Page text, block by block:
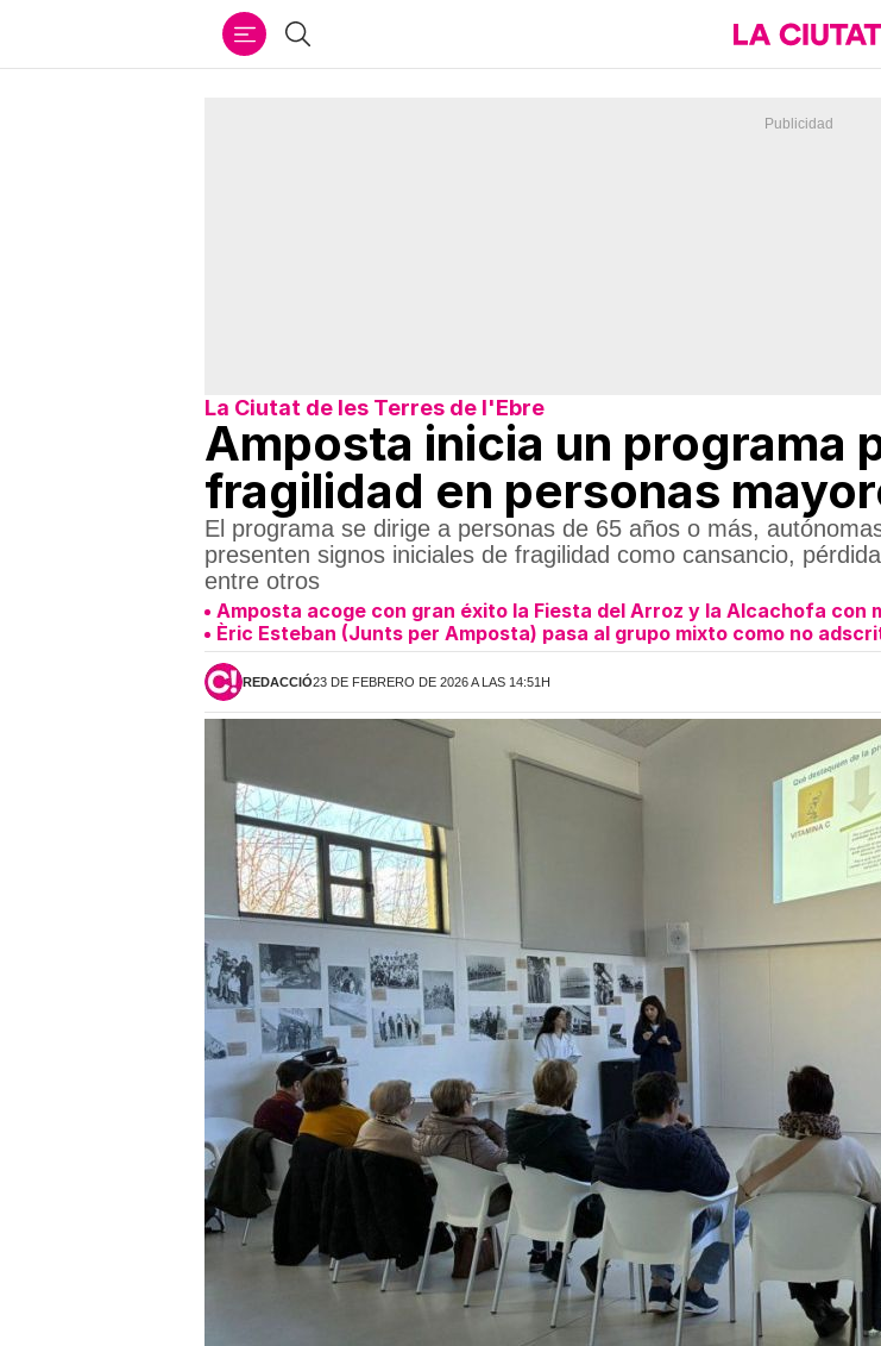
Buscar
La Ciutat de les Terres de l'Ebre
Amposta inicia un programa
fragilidad en personas
El programa se dirige a personas de 65 años o más,
presenten signos iniciales de fragilidad como cansancio,
entre otros
Amposta acoge con gran éxito la Fiesta del Arroz y la Alcachofa con
Èric Esteban (Junts per Amposta) pasa al grupo mixto como no
REDACCIÓ23 DE FEBRERO DE 2026 A LAS 14:51H